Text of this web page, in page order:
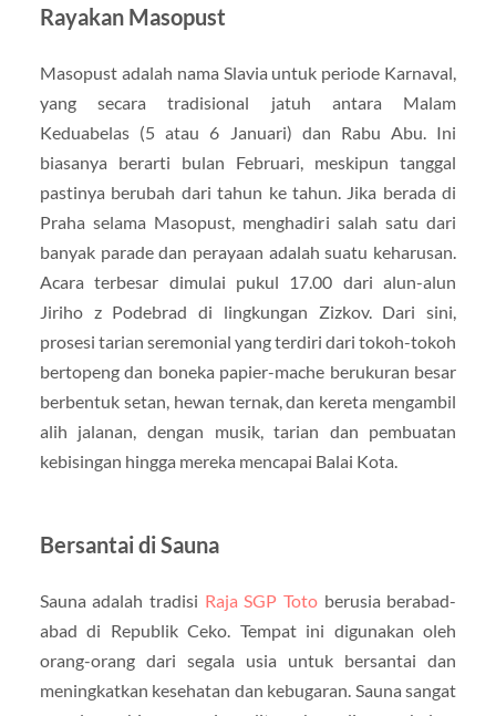
Rayakan Masopust
Masopust adalah nama Slavia untuk periode Karnaval,
yang secara tradisional jatuh antara Malam
Keduabelas (5 atau 6 Januari) dan Rabu Abu. Ini
biasanya berarti bulan Februari, meskipun tanggal
pastinya berubah dari tahun ke tahun. Jika berada di
Praha selama Masopust, menghadiri salah satu dari
banyak parade dan perayaan adalah suatu keharusan.
Acara terbesar dimulai pukul 17.00 dari alun-alun
Jiriho z Podebrad di lingkungan Zizkov. Dari sini,
prosesi tarian seremonial yang terdiri dari tokoh-tokoh
bertopeng dan boneka papier-mache berukuran besar
berbentuk setan, hewan ternak, dan kereta mengambil
alih jalanan, dengan musik, tarian dan pembuatan
kebisingan hingga mereka mencapai Balai Kota.
Bersantai di Sauna
Sauna adalah tradisi Raja SGP Totoberusia berabad-
abad di Republik Ceko. Tempat ini digunakan oleh
orang-orang dari segala usia untuk bersantai dan
meningkatkan kesehatan dan kebugaran. Sauna sangat